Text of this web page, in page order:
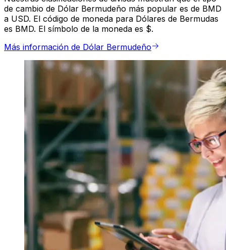
de cambio de Dólar Bermudeño más popular es de BMD
a USD. El código de moneda para Dólares de Bermudas
es BMD. El símbolo de la moneda es $.
Más información de Dólar Bermudeño